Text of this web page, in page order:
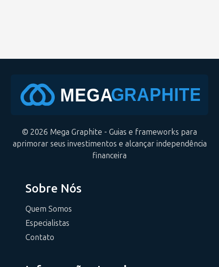
© 2026 Mega Graphite - Guias e frameworks para
aprimorar seus investimentos e alcançar independência
financeira
Sobre Nós
Quem Somos
Especialistas
Contato